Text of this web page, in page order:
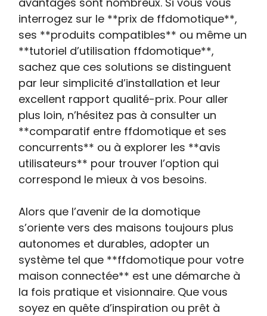
interrogez sur le **prix de ffdomotique**,
ses **produits compatibles** ou même un
**tutoriel d’utilisation ffdomotique**,
sachez que ces solutions se distinguent
par leur simplicité d’installation et leur
excellent rapport qualité-prix. Pour aller
plus loin, n’hésitez pas à consulter un
**comparatif entre ffdomotique et ses
concurrents** ou à explorer les **avis
utilisateurs** pour trouver l’option qui
correspond le mieux à vos besoins.
Alors que l’avenir de la domotique
s’oriente vers des maisons toujours plus
autonomes et durables, adopter un
système tel que **ffdomotique pour votre
maison connectée** est une démarche à
la fois pratique et visionnaire. Que vous
soyez en quête d’inspiration ou prêt à